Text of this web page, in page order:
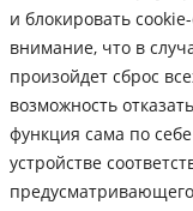
и блокировать
внимание, что в
произойдет сброс
возможность
функция сама по
устройстве